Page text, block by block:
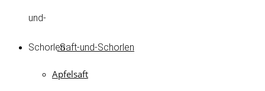
Saft-und-Schorlen
Apfelsaft